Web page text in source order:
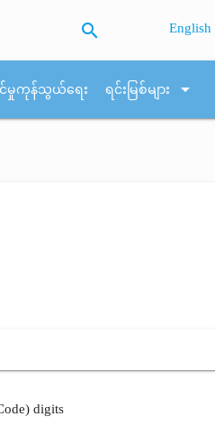
search English
မှုကုန်သွယ်ရေး ရင်းမြစ်များ arrow_drop_down
digits